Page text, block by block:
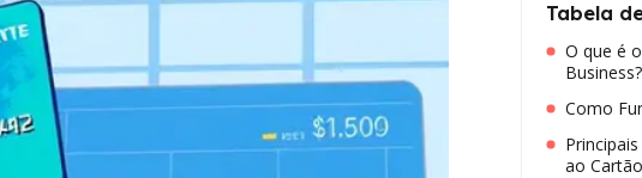
Tabela
O que é
Business?
Como
ao